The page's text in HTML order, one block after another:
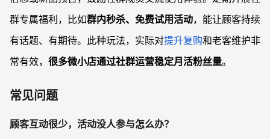
群专属福利，比如群内秒杀、免费试用活动，能让顾客持续
有话题、有期待。此种玩法，实际对提升复购和老客维护非
常有效， 很多微小店通过社群运营稳定月活粉丝量。
常见问题
顾客互动很少，活动没人参与怎么办？